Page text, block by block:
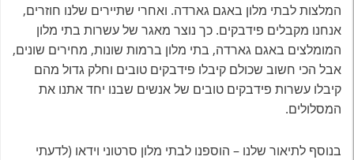
המלצות לבתי מלון באגם גארדה. ואחרי שתיירים שלנו חוזרים,
אנחנו מקבלים פידבקים. כך נוצר מאגר של עשרות בתי מלון
המומלצים באגם גארדה, בתי מלון ברמות שונות, מחירים שונים,
אבל הכי חשוב שכולם קיבלו פידבקים טובים וחלק גדול מהם
קיבלו עשרות פידבקים טובים של אנשים שבנו יחד אתנו את
המסלולים.
בנוסף לתיאור שלנו – הוספנו לבתי מלון סרטוני וידאו (לדעתי